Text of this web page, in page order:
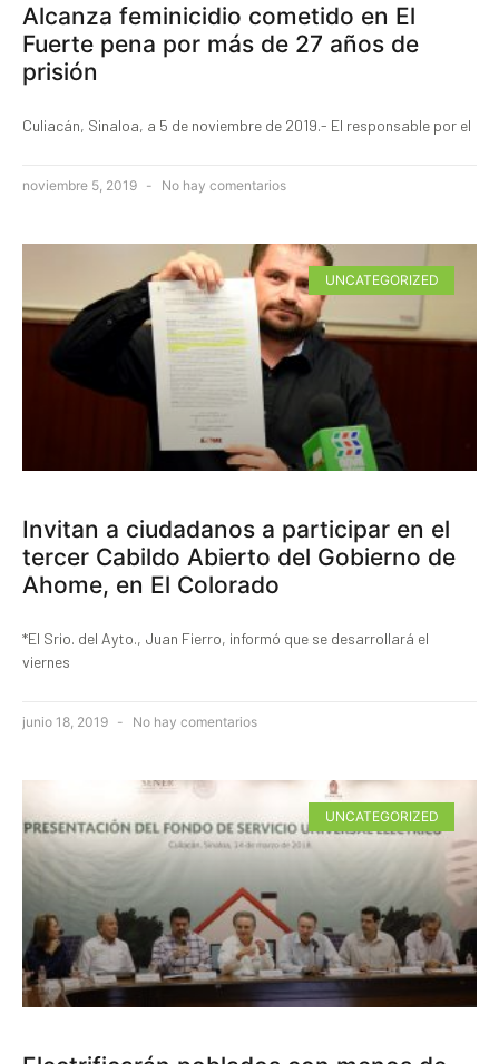
Alcanza feminicidio cometido en El
Fuerte pena por más de 27 años de
prisión
Culiacán, Sinaloa, a 5 de noviembre de 2019.- El responsable por el
noviembre 5, 2019 No hay comentarios
UNCATEGORIZED
Invitan a ciudadanos a participar en el
tercer Cabildo Abierto del Gobierno de
Ahome, en El Colorado
*El Srio. del Ayto., Juan Fierro, informó que se desarrollará el
viernes
junio 18, 2019 No hay comentarios
UNCATEGORIZED